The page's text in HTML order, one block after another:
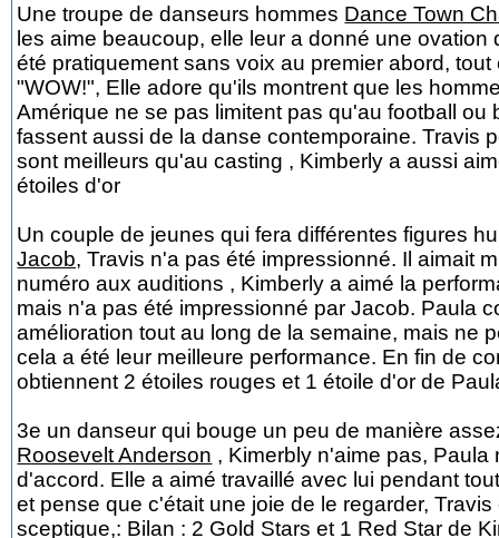
Une troupe de danseurs hommes Dance Town
les aime beaucoup, elle leur a donné une ovation
été pratiquement sans voix au premier abord, tout
"WOW!", Elle adore qu'ils montrent que les
Amérique ne se pas limitent pas qu'au football ou
fassent aussi de la danse contemporaine. Travis
sont meilleurs qu'au casting , Kimberly a aussi
étoiles d'or
Un couple de jeunes qui fera différentes figures
Jacob, Travis n'a pas été impressionné. Il aimait
numéro aux auditions , Kimberly a aimé la
mais n'a pas été impressionné par Jacob. Paula
amélioration tout au long de la semaine, mais ne
cela a été leur meilleure performance. En fin de
obtiennent 2 étoiles rouges et 1 étoile d'or de
3e un danseur qui bouge un peu de manière
Roosevelt Anderson , Kimerbly n'aime pas, Paula
d'accord. Elle a aimé travaillé avec lui pendant
et pense que c'était une joie de le regarder, Travis
sceptique,: Bilan : 2 Gold Stars et 1 Red Star de